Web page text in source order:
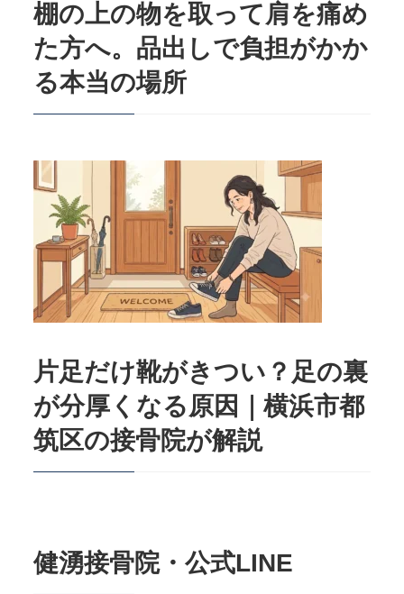
棚の上の物を取って肩を痛め
た方へ。品出しで負担がかか
る本当の場所
片足だけ靴がきつい？足の裏
が分厚くなる原因｜横浜市都
筑区の接骨院が解説
健湧接骨院・公式LINE